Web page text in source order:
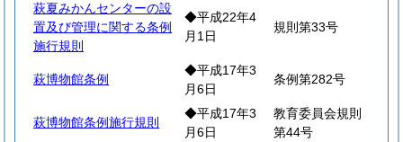
萩夏みかんセンターの設
置及び管理に関する条例
施行規則
◆平成22年4
月1日
規則第33号
萩博物館条例
◆平成17年3
月6日
条例第282号
萩博物館条例施行規則
◆平成17年3
月6日
教育委員会規則
第44号